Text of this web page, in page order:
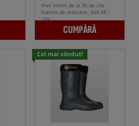
Preț minim de la 30 de zile
înainte de reducere: 360.48 /
-3%
CUMPĂRĂ
Cel mai vândut!